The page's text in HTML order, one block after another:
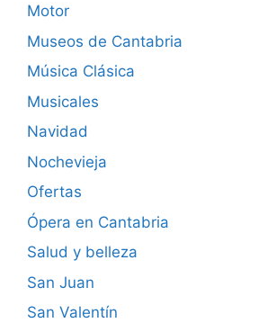
Motor
Museos de Cantabria
Música Clásica
Musicales
Navidad
Nochevieja
Ofertas
Ópera en Cantabria
Salud y belleza
San Juan
San Valentín